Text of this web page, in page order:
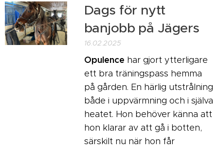
Dags för nytt
banjobb på Jägers
16.02.2025
Opulence har gjort ytterligare
ett bra träningspass hemma
på gården. En härlig utstrålning
både i uppvärmning och i själva
heatet. Hon behöver känna att
hon klarar av att gå i botten,
särskilt nu när hon får